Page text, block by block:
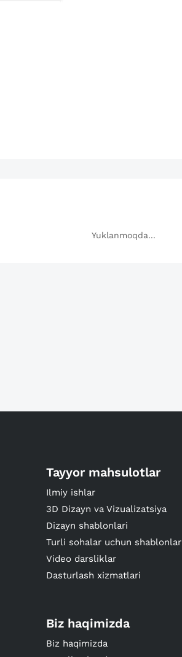
Yuklanmoqda...
Tayyor mahsulotlar
Ilmiy ishlar
3D Dizayn va Vizualizatsiya
Dizayn shablonlari
Turli sohalar uchun shablonlar
Video darsliklar
Dasturlash xizmatlari
Biz haqimizda
Biz haqimizda